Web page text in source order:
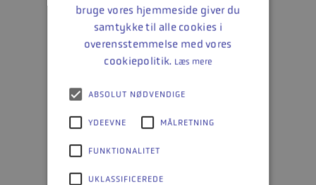
bruge vores hjemmeside giver du
samtykke til alle cookies i
overensstemmelse med vores
cookiepolitik. Læs mere
ABSOLUT NØDVENDIGE
YDEEVNE MÅLRETNING
FUNKTIONALITET
UKLASSIFICEREDE